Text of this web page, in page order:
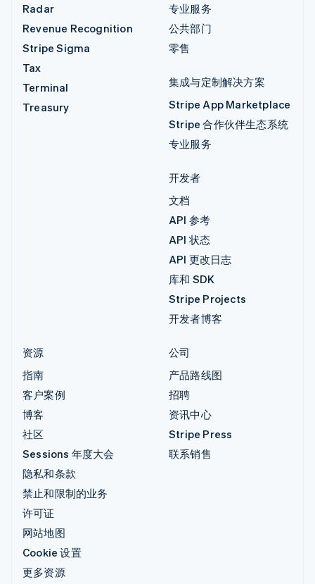
Radar
Revenue Recognition
Stripe Sigma
Tax
Terminal
Treasury
专业服务
公共部门
零售
集成与定制解决方案
Stripe App Marketplace
Stripe 合作伙伴生态系统
专业服务
开发者
文档
API 参考
API 状态
API 更改日志
库和 SDK
Stripe Projects
开发者博客
资源
指南
客户案例
博客
社区
Sessions 年度大会
隐私和条款
禁止和限制的业务
许可证
网站地图
Cookie 设置
更多资源
公司
产品路线图
招聘
资讯中心
Stripe Press
联系销售